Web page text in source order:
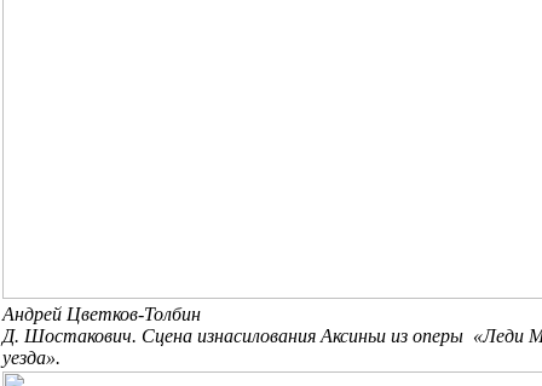
Андрей Цветков-Толбин
Д. Шостакович. Сцена изнасилования Аксиньи из оперы «Леди
уезда».